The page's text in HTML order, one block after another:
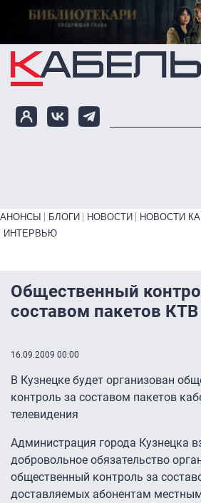
Перейти к основному содержанию
Primary links bottom
АНОНСЫ БЛОГИ НОВОСТИ НОВОСТИ
ИНТЕРВЬЮ
Общественный
составом пакетов КТВ
16.09.2009 00:00
В Кузнецке будет организован
контроль за составом пакетов
телевидения
Администрация города Кузнецка
добровольное обязательство
общественный контроль за
доставляемых абонентам